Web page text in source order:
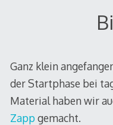
Ganz klein
der Startphase bei
Material haben wir
Zapp gemacht.